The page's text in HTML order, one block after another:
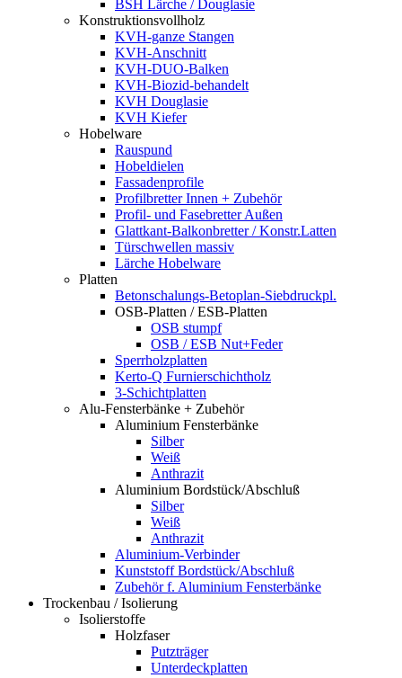
BSH Lärche / Douglasie
Konstruktionsvollholz
KVH-ganze Stangen
KVH-Anschnitt
KVH-DUO-Balken
KVH-Biozid-behandelt
KVH Douglasie
KVH Kiefer
Hobelware
Rauspund
Hobeldielen
Fassadenprofile
Profilbretter Innen + Zubehör
Profil- und Fasebretter Außen
Glattkant-Balkonbretter / Konstr.Latten
Türschwellen massiv
Lärche Hobelware
Platten
Betonschalungs-Betoplan-Siebdruckpl.
OSB-Platten / ESB-Platten
OSB stumpf
OSB / ESB Nut+Feder
Sperrholzplatten
Kerto-Q Furnierschichtholz
3-Schichtplatten
Alu-Fensterbänke + Zubehör
Aluminium Fensterbänke
Silber
Weiß
Anthrazit
Aluminium Bordstück/Abschluß
Silber
Weiß
Anthrazit
Aluminium-Verbinder
Kunststoff Bordstück/Abschluß
Zubehör f. Aluminium Fensterbänke
Trockenbau / Isolierung
Isolierstoffe
Holzfaser
Putzträger
Unterdeckplatten